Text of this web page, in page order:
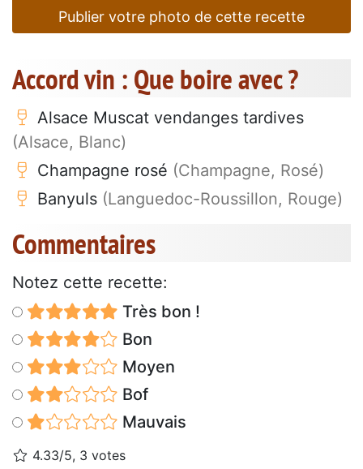
Publier votre photo de cette recette
Accord vin : Que boire avec ?
Alsace Muscat vendanges tardives
(Alsace, Blanc)
Champagne rosé (Champagne, Rosé)
Banyuls (Languedoc-Roussillon, Rouge)
Commentaires
Notez cette recette:
Très bon !
Bon
Moyen
Bof
Mauvais
4.33/5, 3 votes